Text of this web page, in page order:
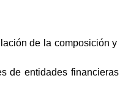
de la composición
de entidades